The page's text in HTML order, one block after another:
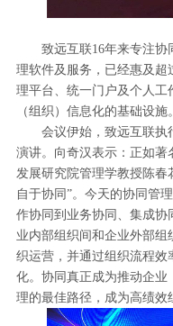
致远互联16年来专注
理软件及服务，已经惠及超
理平台、统一门户及个人工
（组织）信息化的基础设施。
会议伊始，致远互联执
演讲。向奇汉表示：正如著
发展研究院管理学教授陈
自于协同”。今天的协同管
作协同到业务协同、集成协
业内部组织间和企业外部
织运营，并通过组织流程
化。协同真正成为推动企业
理的最佳路径，成为高绩效